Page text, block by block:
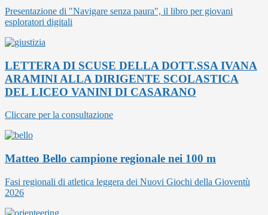
Presentazione di "Navigare senza paura", il libro per giovani
esploratori digitali
LETTERA DI SCUSE DELLA DOTT.SSA IVANA
ARAMINI ALLA DIRIGENTE SCOLASTICA
DEL LICEO VANINI DI CASARANO
Cliccare per la consultazione
Matteo Bello campione regionale nei 100 m
Fasi regionali di atletica leggera dei Nuovi Giochi della Gioventù
2026